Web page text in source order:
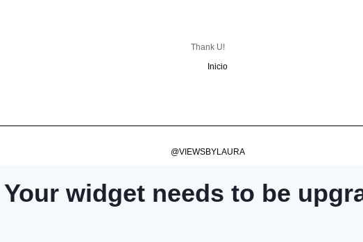
Thank U!
Inicio
@VIEWSBYLAURA